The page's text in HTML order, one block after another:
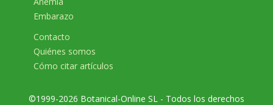
Embarazo
Contacto
Quiénes somos
Cómo citar artículos
©1999-2026 Botanical-Online SL - Todos los derechos